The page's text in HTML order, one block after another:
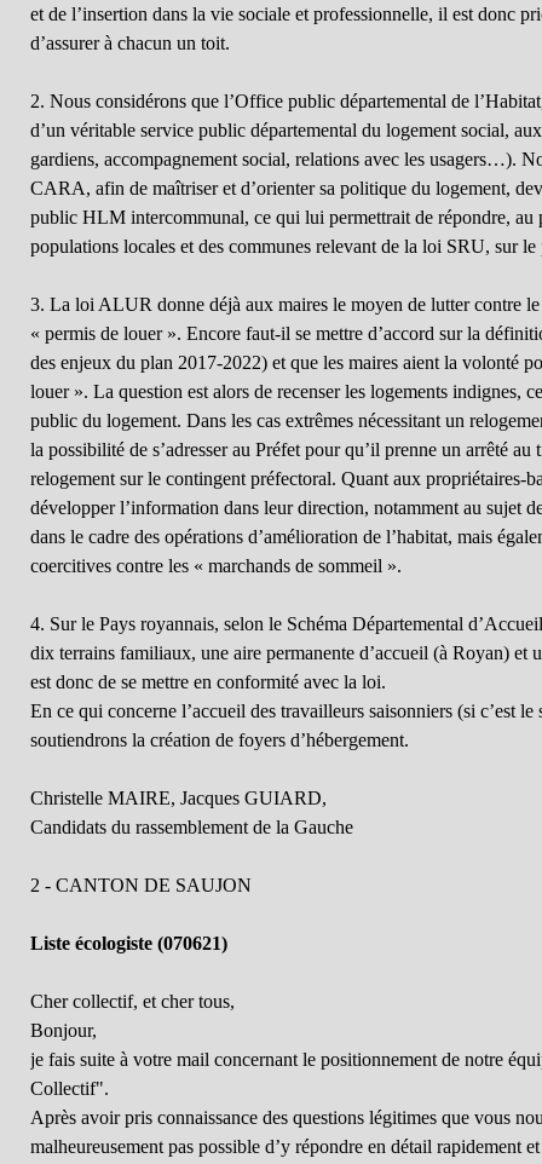
et de l’insertion dans la vie sociale et professionnelle, il est donc
d’assurer à chacun un toit.
2. Nous considérons que l’Office public départemental de
d’un véritable service public départemental du logement social,
gardiens, accompagnement social, relations avec les usagers…).
CARA, afin de maîtriser et d’orienter sa politique du logement,
public HLM intercommunal, ce qui lui permettrait de répondre, au
populations locales et des communes relevant de la loi SRU, sur le
3. La loi ALUR donne déjà aux maires le moyen de lutter contre
« permis de louer ». Encore faut-il se mettre d’accord sur la
des enjeux du plan 2017-2022) et que les maires aient la volonté
louer ». La question est alors de recenser les logements indignes,
public du logement. Dans les cas extrêmes nécessitant un
la possibilité de s’adresser au Préfet pour qu’il prenne un arrêté
relogement sur le contingent préfectoral. Quant aux propriétaires-
développer l’information dans leur direction, notamment au sujet
dans le cadre des opérations d’amélioration de l’habitat, mais
coercitives contre les « marchands de sommeil ».
4. Sur le Pays royannais, selon le Schéma Départemental
dix terrains familiaux, une aire permanente d’accueil (à Royan) et
est donc de se mettre en conformité avec la loi.
En ce qui concerne l’accueil des travailleurs saisonniers (si c’est le
soutiendrons la création de foyers d’hébergement.
Christelle MAIRE, Jacques GUIARD,
Candidats du rassemblement de la Gauche
2 - CANTON DE SAUJON
Liste écologiste (070621)
Cher collectif, et cher tous,
Bonjour,
je fais suite à votre mail concernant le positionnement de notre
Collectif".
Après avoir pris connaissance des questions légitimes que vous
malheureusement pas possible d’y répondre en détail rapidement